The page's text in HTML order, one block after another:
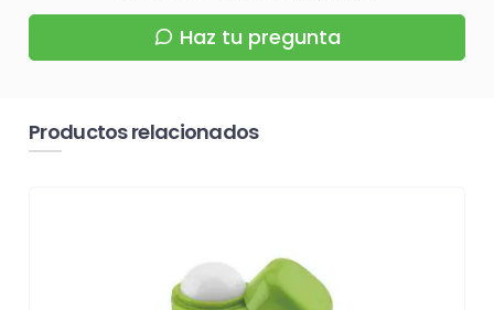
Haz tu pregunta
Productos relacionados